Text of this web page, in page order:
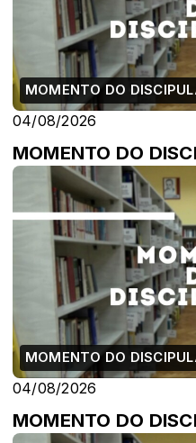
MOMENTO DO
04/08/2026
MOMENTO DO
MOMENTO DO
04/08/2026
MOMENTO DO